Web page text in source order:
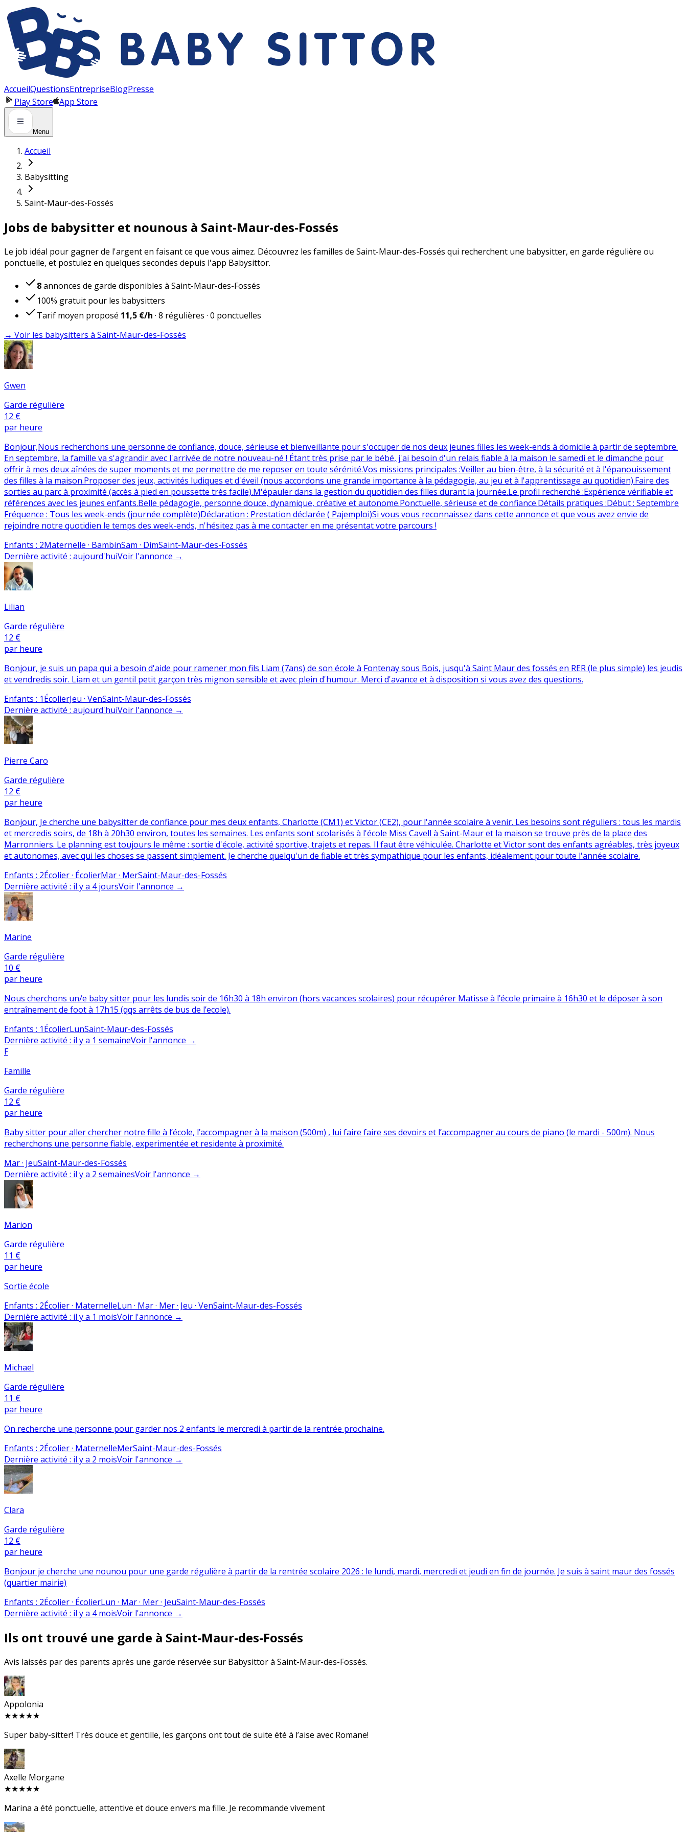
AccueilQuestionsEntrepriseBlogPresse
Play Store App Store
Menu
Accueil
Babysitting
Saint-Maur-des-Fossés
Jobs de babysitter et nounous à Saint-Maur-des-Fossés
Le job idéal pour gagner de l'argent en faisant ce que vous aimez. Découvrez les familles de Saint-Maur-des-Fossés qui recherchent une babysitter, en garde régulière ou
ponctuelle, et postulez en quelques secondes depuis l'app Babysittor.
8annonces de garde disponibles à Saint-Maur-des-Fossés
100% gratuit pour les babysitters
Tarif moyen proposé 11,5 €/h · 8 régulières · 0 ponctuelles
→ Voir les babysitters à Saint-Maur-des-Fossés
Gwen
Garde régulière
12 €
par heure
Bonjour, ​Nous recherchons une personne de confiance, douce, sérieuse et bienveillante pour s'occuper de nos deux jeunes filles les week-ends à domicile à partir de septembre. ​
En septembre, la famille va s'agrandir avec l'arrivée de notre nouveau-né ! Étant très prise par le bébé, j'ai besoin d'un relais fiable à la maison le samedi et le dimanche pour
offrir à mes deux aînées de super moments et me permettre de me reposer en toute sérénité. ​Vos missions principales : ​Veiller au bien-être, à la sécurité et à l'épanouissement
des filles à la maison. ​Proposer des jeux, activités ludiques et d'éveil (nous accordons une grande importance à la pédagogie, au jeu et à l'apprentissage au quotidien). ​Faire des
sorties au parc à proximité (accès à pied en poussette très facile). ​M'épauler dans la gestion du quotidien des filles durant la journée. ​Le profil recherché : ​Expérience vérifiable et
références avec les jeunes enfants. ​Belle pédagogie, personne douce, dynamique, créative et autonome. ​Ponctuelle, sérieuse et de confiance. ​Détails pratiques : ​Début : Septembre ​
Fréquence : Tous les week-ends (journée complète) ​Déclaration : Prestation déclarée ( Pajemploi) ​Si vous vous reconnaissez dans cette annonce et que vous avez envie de
rejoindre notre quotidien le temps des week-ends, n'hésitez pas à me contacter en me présentat votre parcours !
Enfants : 2Maternelle · BambinSam · DimSaint-Maur-des-Fossés
Dernière activité : aujourd'huiVoir l'annonce →
Lilian
Garde régulière
12 €
par heure
Bonjour, je suis un papa qui a besoin d'aide pour ramener mon fils Liam (7ans) de son école à Fontenay sous Bois, jusqu'à Saint Maur des fossés en RER (le plus simple) les jeudis
et vendredis soir. Liam et un gentil petit garçon très mignon sensible et avec plein d'humour. Merci d'avance et à disposition si vous avez des questions.
Enfants : 1ÉcolierJeu · VenSaint-Maur-des-Fossés
Dernière activité : aujourd'huiVoir l'annonce →
Pierre Caro
Garde régulière
12 €
par heure
Bonjour, Je cherche une babysitter de confiance pour mes deux enfants, Charlotte (CM1) et Victor (CE2), pour l'année scolaire à venir. Les besoins sont réguliers : tous les mardis
et mercredis soirs, de 18h à 20h30 environ, toutes les semaines. Les enfants sont scolarisés à l'école Miss Cavell à Saint-Maur et la maison se trouve près de la place des
Marronniers. Le planning est toujours le même : sortie d'école, activité sportive, trajets et repas. Il faut être véhiculée. Charlotte et Victor sont des enfants agréables, très joyeux
et autonomes, avec qui les choses se passent simplement. Je cherche quelqu'un de fiable et très sympathique pour les enfants, idéalement pour toute l'année scolaire.
Enfants : 2Écolier · ÉcolierMar · MerSaint-Maur-des-Fossés
Dernière activité : il y a 4 joursVoir l'annonce →
Marine
Garde régulière
10 €
par heure
Nous cherchons un/e baby sitter pour les lundis soir de 16h30 à 18h environ (hors vacances scolaires) pour récupérer Matisse à l’école primaire à 16h30 et le déposer à son
entraînement de foot à 17h15 (qqs arrêts de bus de l’ecole).
Enfants : 1ÉcolierLunSaint-Maur-des-Fossés
Dernière activité : il y a 1 semaineVoir l'annonce →
F
Famille
Garde régulière
12 €
par heure
Baby sitter pour aller chercher notre fille à l’école, l’accompagner à la maison (500m) , lui faire faire ses devoirs et l’accompagner au cours de piano (le mardi - 500m). Nous
recherchons une personne fiable, experimentée et residente à proximité.
Mar · JeuSaint-Maur-des-Fossés
Dernière activité : il y a 2 semainesVoir l'annonce →
Marion
Garde régulière
11 €
par heure
Sortie école
Enfants : 2Écolier · MaternelleLun · Mar · Mer · Jeu · VenSaint-Maur-des-Fossés
Dernière activité : il y a 1 moisVoir l'annonce →
Michael
Garde régulière
11 €
par heure
On recherche une personne pour garder nos 2 enfants le mercredi à partir de la rentrée prochaine.
Enfants : 2Écolier · MaternelleMerSaint-Maur-des-Fossés
Dernière activité : il y a 2 moisVoir l'annonce →
Clara
Garde régulière
12 €
par heure
Bonjour je cherche une nounou pour une garde régulière à partir de la rentrée scolaire 2026 : le lundi, mardi, mercredi et jeudi en fin de journée. Je suis à saint maur des fossés
(quartier mairie)
Enfants : 2Écolier · ÉcolierLun · Mar · Mer · JeuSaint-Maur-des-Fossés
Dernière activité : il y a 4 moisVoir l'annonce →
Ils ont trouvé une garde à Saint-Maur-des-Fossés
Avis laissés par des parents après une garde réservée sur Babysittor à Saint-Maur-des-Fossés.
Appolonia
★★★★★
Super baby-sitter! Très douce et gentille, les garçons ont tout de suite été à l’aise avec Romane!
Axelle Morgane
★★★★★
Marina a été ponctuelle, attentive et douce envers ma fille. Je recommande vivement
Panneau de gestion des cookies